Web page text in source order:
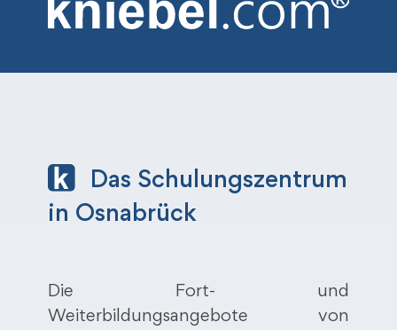
[ shop ]
Das Schulungszentrum
in Osnabrück
Die Fort- und
Weiterbildungsangebote von